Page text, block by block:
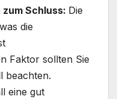
Schluss: Die
die
Faktor sollten Sie
beachten.
eine gut